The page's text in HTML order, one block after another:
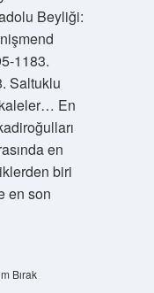
Beyliği:
1183.
Saltuklu
En
en
biri
en son
Bırak